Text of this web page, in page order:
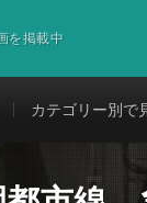
を掲載中
カテゴリー別で